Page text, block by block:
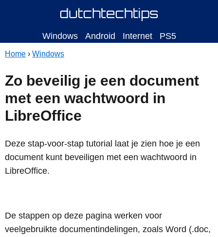
Windows Android Internet PS5
Home › Windows
Zo beveilig je een document
met een wachtwoord in
LibreOffice
Deze stap-voor-stap tutorial laat je zien hoe je een
document kunt beveiligen met een wachtwoord in
LibreOffice.
De stappen op deze pagina werken voor
veelgebruikte documentindelingen, zoals Word (.doc,